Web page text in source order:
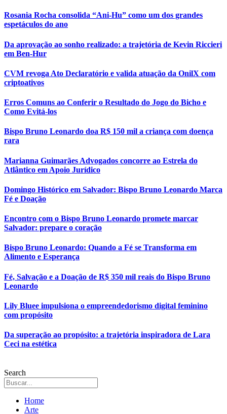
Rosania Rocha consolida “Ani-Hu” como um dos grandes
espetáculos do ano
Da aprovação ao sonho realizado: a trajetória de Kevin Riccieri
em Ben-Hur
CVM revoga Ato Declaratório e valida atuação da OnilX com
criptoativos
Erros Comuns ao Conferir o Resultado do Jogo do Bicho e
Como Evitá-los
Bispo Bruno Leonardo doa R$ 150 mil a criança com doença
rara
Marianna Guimarães Advogados concorre ao Estrela do
Atlântico em Apoio Jurídico
Domingo Histórico em Salvador: Bispo Bruno Leonardo Marca
Fé e Doação
Encontro com o Bispo Bruno Leonardo promete marcar
Salvador: prepare o coração
Bispo Bruno Leonardo: Quando a Fé se Transforma em
Alimento e Esperança
Fé, Salvação e a Doação de R$ 350 mil reais do Bispo Bruno
Leonardo
Lily Bluee impulsiona o empreendedorismo digital feminino
com propósito
Da superação ao propósito: a trajetória inspiradora de Lara
Ceci na estética
Search
Home
Arte